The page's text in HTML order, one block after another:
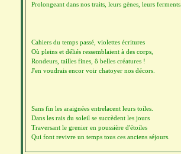
Prolongeant dans nos traits, leurs gènes, leurs ferments.
Cahiers du temps passé, violettes écritures
Où pleins et déliés ressemblaient à des corps,
Rondeurs, tailles fines, ô belles créatures !
J'en voudrais encor voir chatoyer nos décors.
Sans fin les araignées entrelacent leurs toiles.
Dans les rais du soleil se succèdent les jours
Traversant le grenier en poussière d'étoiles
Qui font revivre un temps tous ces anciens séjours.